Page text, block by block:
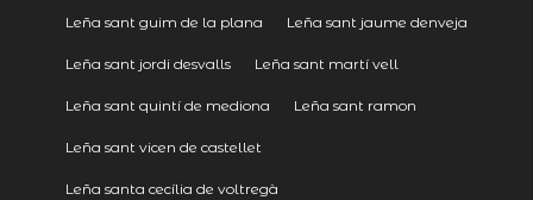
Leña sant guim de la plana Leña sant jaume denveja
Leña sant jordi desvalls Leña sant martí vell
Leña sant quintí de mediona Leña sant ramon
Leña sant vicen de castellet
Leña santa cecília de voltregà